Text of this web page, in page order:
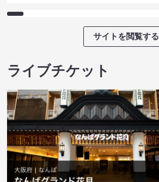
サイトを閲覧する
ライブチケット